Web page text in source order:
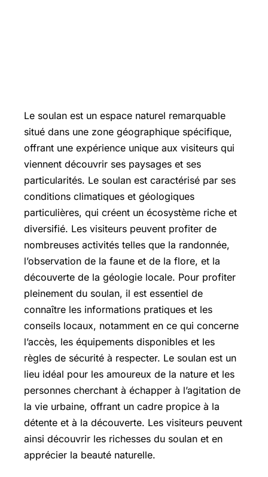
Le soulan est un espace naturel remarquable
situé dans une zone géographique spécifique,
offrant une expérience unique aux visiteurs qui
viennent découvrir ses paysages et ses
particularités. Le soulan est caractérisé par ses
conditions climatiques et géologiques
particulières, qui créent un écosystème riche et
diversifié. Les visiteurs peuvent profiter de
nombreuses activités telles que la randonnée,
l’observation de la faune et de la flore, et la
découverte de la géologie locale. Pour profiter
pleinement du soulan, il est essentiel de
connaître les informations pratiques et les
conseils locaux, notamment en ce qui concerne
l’accès, les équipements disponibles et les
règles de sécurité à respecter. Le soulan est un
lieu idéal pour les amoureux de la nature et les
personnes cherchant à échapper à l’agitation de
la vie urbaine, offrant un cadre propice à la
détente et à la découverte. Les visiteurs peuvent
ainsi découvrir les richesses du soulan et en
apprécier la beauté naturelle.